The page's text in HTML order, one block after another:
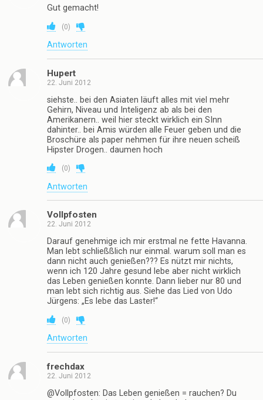
(0)
Antworten
Bildungsopfer
Spamschutz macht hart!
(0)
Antworten
Asdf
Ich bin auf E-ziggi umgestiegen
(0)
Antworten
nummi
22. Juni 2012
diese drecks schlitzaugen machn mein gschäft mayr
– hurenkinder !
( 0)
Antworten
günter
22. Juni 2012
Gut gemacht!